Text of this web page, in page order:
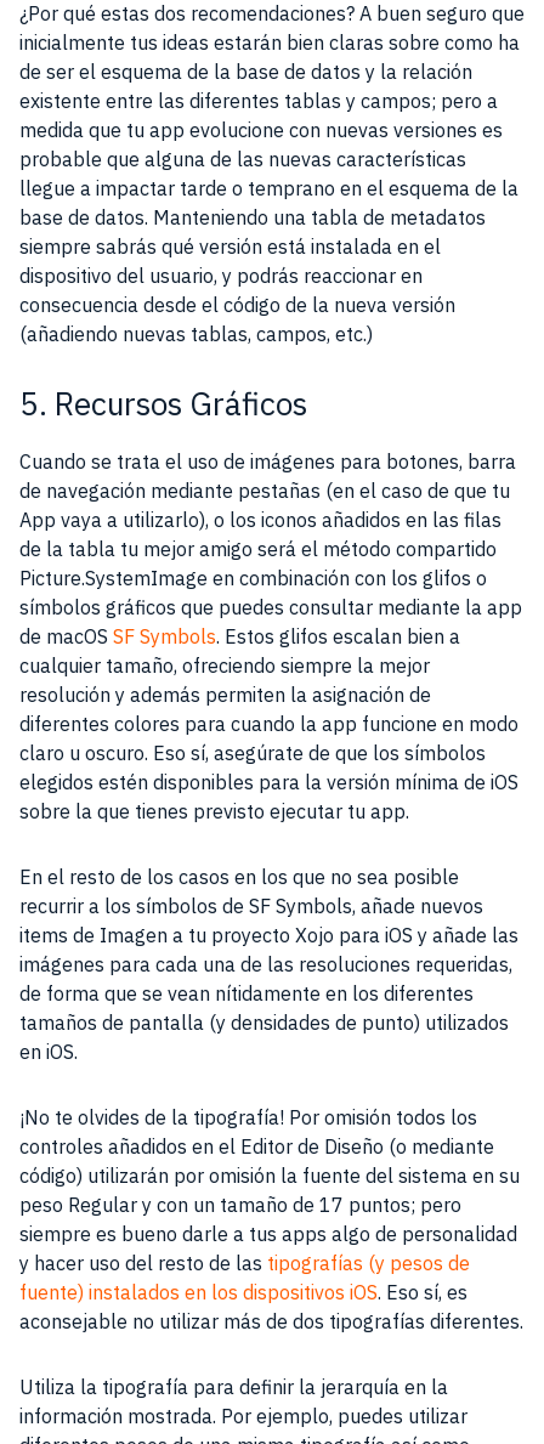
¿Por qué estas dos recomendaciones? A buen seguro que
inicialmente tus ideas estarán bien claras sobre como ha
de ser el esquema de la base de datos y la relación
existente entre las diferentes tablas y campos; pero a
medida que tu app evolucione con nuevas versiones es
probable que alguna de las nuevas características
llegue a impactar tarde o temprano en el esquema de la
base de datos. Manteniendo una tabla de metadatos
siempre sabrás qué versión está instalada en el
dispositivo del usuario, y podrás reaccionar en
consecuencia desde el código de la nueva versión
(añadiendo nuevas tablas, campos, etc.)
5. Recursos Gráficos
Cuando se trata el uso de imágenes para botones, barra
de navegación mediante pestañas (en el caso de que tu
App vaya a utilizarlo), o los iconos añadidos en las filas
de la tabla tu mejor amigo será el método compartido
Picture.SystemImage en combinación con los glifos o
símbolos gráficos que puedes consultar mediante la app
de macOS SF Symbols. Estos glifos escalan bien a
cualquier tamaño, ofreciendo siempre la mejor
resolución y además permiten la asignación de
diferentes colores para cuando la app funcione en modo
claro u oscuro. Eso sí, asegúrate de que los símbolos
elegidos estén disponibles para la versión mínima de iOS
sobre la que tienes previsto ejecutar tu app.
En el resto de los casos en los que no sea posible
recurrir a los símbolos de SF Symbols, añade nuevos
items de Imagen a tu proyecto Xojo para iOS y añade las
imágenes para cada una de las resoluciones requeridas,
de forma que se vean nítidamente en los diferentes
tamaños de pantalla (y densidades de punto) utilizados
en iOS.
¡No te olvides de la tipografía! Por omisión todos los
controles añadidos en el Editor de Diseño (o mediante
código) utilizarán por omisión la fuente del sistema en su
peso Regular y con un tamaño de 17 puntos; pero
siempre es bueno darle a tus apps algo de personalidad
y hacer uso del resto de las tipografías (y pesos de
fuente) instalados en los dispositivos iOS. Eso sí, es
aconsejable no utilizar más de dos tipografías diferentes.
Utiliza la tipografía para definir la jerarquía en la
información mostrada. Por ejemplo, puedes utilizar